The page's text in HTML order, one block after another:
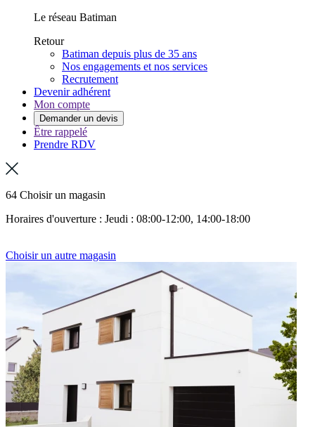
Le réseau Batiman
Retour
Batiman depuis plus de 35 ans
Nos engagements et nos services
Recrutement
Devenir adhérent
Mon compte
Demander un devis
Être rappelé
Prendre RDV
64 Choisir un magasin
Horaires d'ouverture : Jeudi : 08:00-12:00, 14:00-18:00
Choisir un autre magasin